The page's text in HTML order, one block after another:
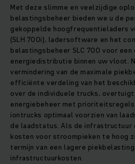
Met deze slimme en veelzijdige
belastingsbeheer bieden we u de
gekoppelde hoogfrequentieladers
(SLH 700i), ladersoftware en het
belastingsbeheer SLC 700 voor
energiedistributie binnen uw vloot.
vermindering van de maximale
efficiënte verdeling van het
over de individuele trucks,
energiebeheer met
iontrucks optimaal voorzien van
de laadstatus. Als de infrastructuur
kosten voor stroompieken te hoog
termijn van een lagere
infrastructuurkosten.